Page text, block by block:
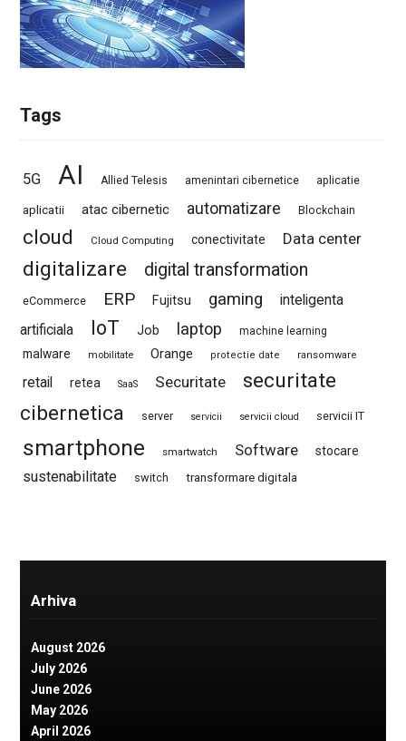
Tags
5G AI Allied Telesis amenintari cibernetice aplicatie
aplicatii atac cibernetic automatizare Blockchain
cloud Cloud Computing conectivitate Data center
digitalizare digital transformation
eCommerce ERP Fujitsu gaming
inteligenta
artificiala
IoT Job laptop machine learning
malware mobilitate Orange protectie date ransomware
retail retea SaaS Securitate
securitate
cibernetica
server servicii servicii cloud servicii IT
smartphone smartwatch Software stocare
sustenabilitate switch transformare digitala
Arhiva
August 2026
July 2026
June 2026
May 2026
April 2026